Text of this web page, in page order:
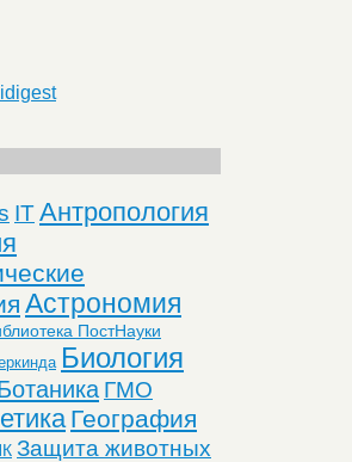
ITАнтропология
Астрономия
ПостНауки
Биология
ГМО
География
Защита животных